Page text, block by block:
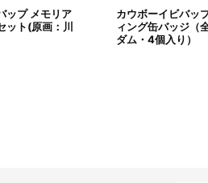
きはこちら｣から確認します。
即時決済処理を実施いたします。
かねます。
ップ メモリア
ット(原画：川
カウボーイビバッ
ィング缶バッジ（
ダム・4個入り）